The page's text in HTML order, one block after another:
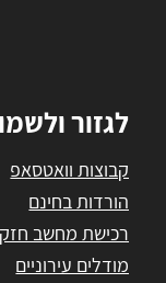
לגזור
קבוצות וואטסאפ
הורדות בחינם
רכישת מחשב חזק
מודלים עירוניים